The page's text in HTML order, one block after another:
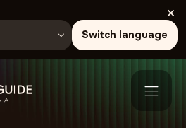
×
Switch language